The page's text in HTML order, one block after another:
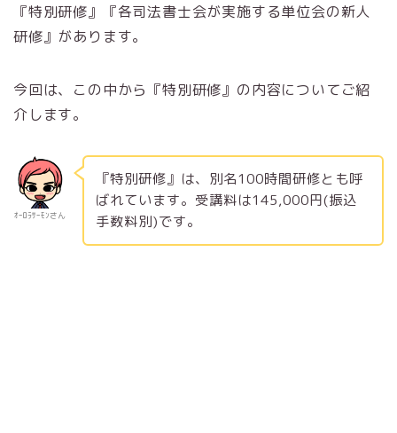
『特別研修』『各司法書士会が実施する単位会の新人
研修』があります。
今回は、この中から『特別研修』の内容についてご紹
介します。
ｵｰﾛﾗｻｰﾓﾝさん
『特別研修』は、別名100時間研修とも呼
ばれています。受講料は145,000円(振込
手数料別)です。